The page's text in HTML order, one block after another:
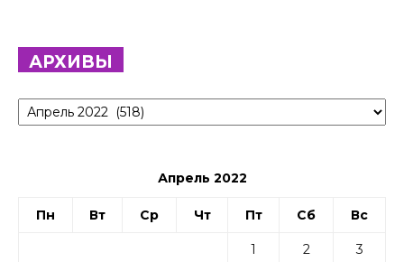
АРХИВЫ
Архивы
Апрель 2022
Пн Вт Ср Чт Пт Сб Вс
1 2 3